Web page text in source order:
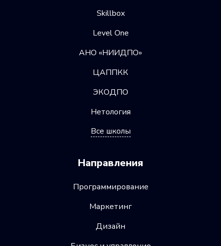
Skillbox
Level One
АНО «НИИДПО»
ЦАППКК
ЭКОДПО
Нетология
Все школы
Направления
Программирование
Маркетинг
Дизайн